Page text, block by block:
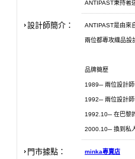
ANTIPAST秉持著
設計師簡介： ANTIPAST是由來
兩位都專攻織品設
品牌簡歷
1989─ 兩位設計
1992─ 兩位設計
1992.10─ 在巴黎
2000.10─ 換到私
門市據點： minka專賣店